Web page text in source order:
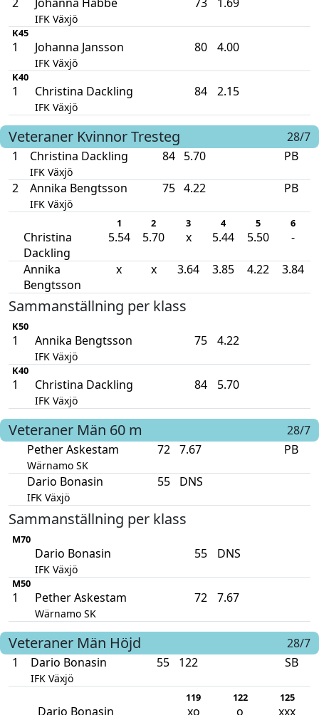
IFK Växjö
K45
1 Johanna Jansson
IFK Växjö
80 4.00
K40
1 Christina Dackling
IFK Växjö
84 2.15
Veteraner KvinnorTresteg
28/7
1
Christina Dackling
IFK Växjö
84 5.70 PB
2 Annika Bengtsson
IFK Växjö
75 4.22 PB
1 2 3 4 5 6
Christina
Dackling
5.54 5.70 x 5.44 5.50 -
Annika
Bengtsson
x x 3.64 3.85 4.22 3.84
Sammanställning per klass
K50
1 Annika Bengtsson
IFK Växjö
75 4.22
K40
1 Christina Dackling
IFK Växjö
84 5.70
Veteraner Män 60 m
28/7
Pether Askestam
Wärnamo SK
72 7.67 PB
Dario Bonasin
IFK Växjö
55 DNS
Sammanställning per klass
M70
Dario Bonasin
IFK Växjö
55 DNS
M50
1 Pether Askestam
Wärnamo SK
72 7.67
Veteraner Män Höjd
28/7
1
Dario Bonasin
IFK Växjö
55 122 SB
119 122 125
Dario Bonasin xo o xxx